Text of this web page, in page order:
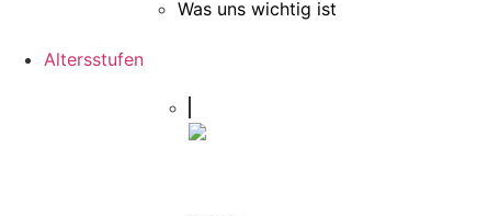
Was uns wichtig ist
Altersstufen